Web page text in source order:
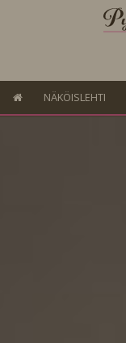
NÄKÖISLEHTI